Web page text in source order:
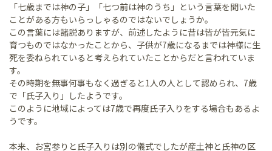
「七歳までは神の子」「七つ前は神のうち」という言葉を聞いた
ことがある方もいらっしゃるのではないでしょうか。
この言葉には諸説ありますが、前述したように昔は皆が皆元気に
育つものではなかったことから、子供が7歳になるまでは神様に生
死を委ねられていると考えられていたことからだと言われていま
す。
その時期を無事何事もなく過ぎると1人の人として認められ、7歳
で「氏子入り」したようです。
このように地域によっては7歳で再度氏子入りをする場合もあるよ
うです。
本来、お宮参りと氏子入りは別の儀式でしたが産土神と氏神の区